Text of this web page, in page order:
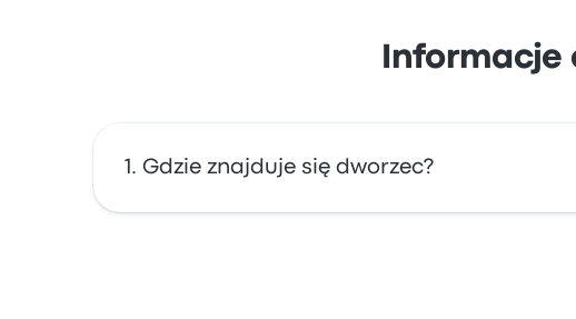
Informacje
Gdzie znajduje się dworzec?